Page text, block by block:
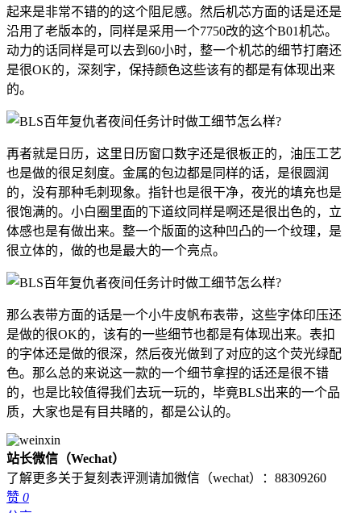
起来是非常不错的的这个阻尼感。然后机芯方面的话是还是
沿用了老版本的，同样是采用一个7750改的这个B01机芯。
动力的话同样是可以去到60小时，整一个机芯的细节打磨还
是很OK的，深刻字，保持颜色这些该有的都是有体现出来
的。
再者就是日历，这里日历窗口数字还是很板正的，油压工艺
也是做的很足刻度。金属的包边都是同样的话，是很圆润
的，没有那种毛刺现象。指针也是很干净，夜光的填充也是
很饱满的。小白圈里面的下道纹同样是啊还是很出色的，立
体感也是有做出来。整一个版面的这种凹凸的一个纹理，是
很立体的，做的也是最大的一个亮点。
那么表带方面的话是一个小牛皮帆布表带，这些字体印压还
是做的很OK的，该有的一些细节也都是有体现出来。表扣
的字体还是做的很深，然后夜光做到了对应的这个荧光绿配
色。那么总的来说这一款的一个细节拿捏的话还是很不错
的，也是比较值得我们去玩一玩的，毕竟BLS出来的一个品
质，大家也是有目共睹的，都是公认的。
站长微信（Wechat）
了解更多关于复刻表评测请加微信（wechat）：88309260
赞 0